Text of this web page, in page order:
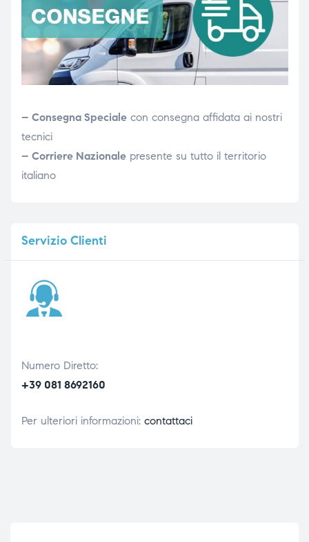
– Consegna Specialecon consegna affidata ai nostri
tecnici
– Corriere Nazionalepresente su tutto il territorio
italiano
ServizioClienti
Numero Diretto:
+39 081 8692160
Per ulteriori informazioni: contattaci